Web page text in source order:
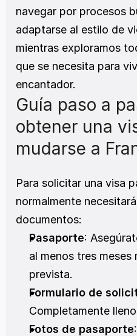
navegar por procesos
adaptarse al estilo de
mientras exploramos
que se necesita para
encantador.
Guía paso a
obtener una
mudarse a
Para solicitar una visa
normalmente
documentos:
Pasaporte:
al menos tres meses
prevista.
Formulario de
Completamente
Fotos de pasaporte